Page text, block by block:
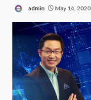
admin May 14, 2020